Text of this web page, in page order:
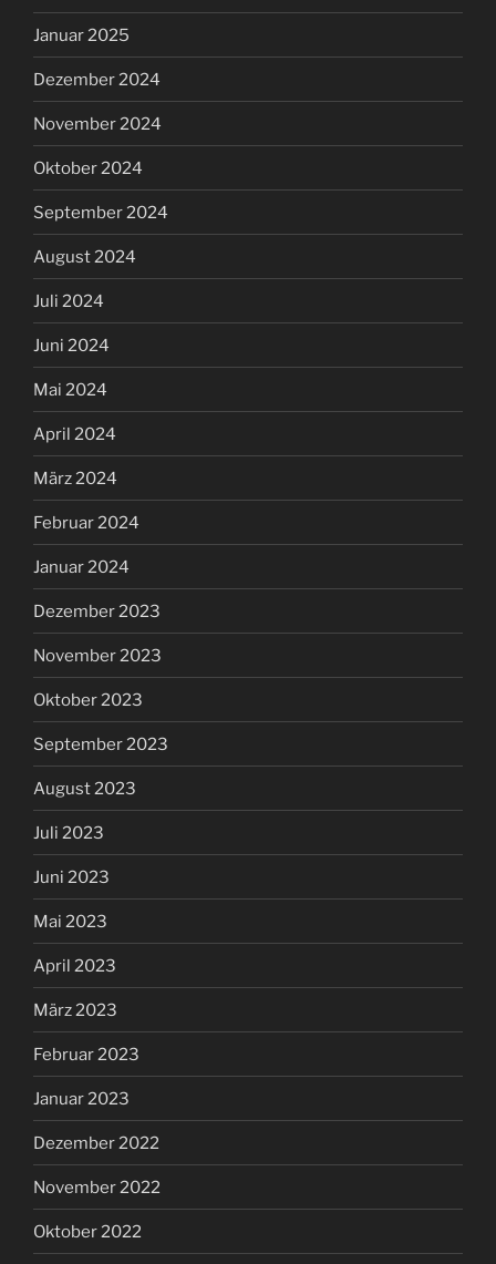
Januar 2025
Dezember 2024
November 2024
Oktober 2024
September 2024
August 2024
Juli 2024
Juni 2024
Mai 2024
April 2024
März 2024
Februar 2024
Januar 2024
Dezember 2023
November 2023
Oktober 2023
September 2023
August 2023
Juli 2023
Juni 2023
Mai 2023
April 2023
März 2023
Februar 2023
Januar 2023
Dezember 2022
November 2022
Oktober 2022